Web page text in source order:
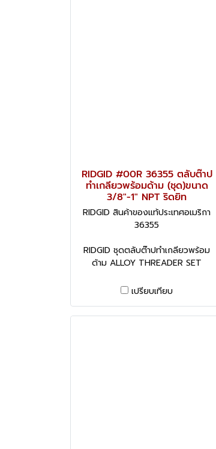
RIDGID #00R 36355 ตลับต๊าป
ทำเกลียวพร้อมด้าม (ชุด)ขนาด
3/8"-1" NPT ริดยิท
RIDGID สินค้าของแท้ประเทศอเมริกา
36355
RIDGID ชุดตลับต๊าปทำเกลียวพร้อม
ด้าม ALLOY THREADER SET
เปรียบเทียบ